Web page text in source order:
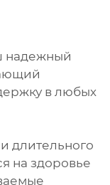
надежный
в любых
длительного
на здоровье